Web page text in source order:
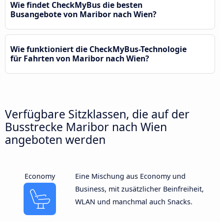
Wie findet CheckMyBus die besten
Busangebote von Maribor nach Wien?
Wie funktioniert die CheckMyBus-Technologie
für Fahrten von Maribor nach Wien?
Verfügbare Sitzklassen, die auf der
Busstrecke Maribor nach Wien
angeboten werden
Economy
Eine Mischung aus Economy und
Business, mit zusätzlicher Beinfreiheit,
WLAN und manchmal auch Snacks.